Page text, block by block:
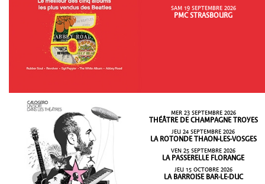
SAM 19 SEPTEMBRE 2026
PMC STRASBOURG
MER 23 SEPTEMBRE 2026
THÉÂTRE DE CHAMPAGNE TROYES
JEU 24 SEPTEMBRE 2026
LA ROTONDE THAON-LES-VOSGES
VEN 25 SEPTEMBRE 2026
LA PASSERELLE FLORANGE
JEU 15 OCTOBRE 2026
LA BARROISE BAR-LE-DUC